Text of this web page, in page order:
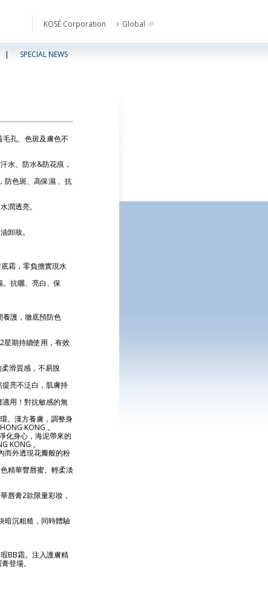
KOSÉ Corporation Global
| SPECIAL NEWS
孔、色斑及膚色不
水、防水&防花痕，
防色斑、高保濕 、抗
潤透亮。
卸妝。
霜，零負擔實現水
抗曬、亮白、保
養護，徹底預防色
星期持續使用，有效
滑質感，不易脫
亮不泛白，肌膚持
用！對抗敏感的無
。漢方養膚，調整身
KONG 。
化身心，海泥帶來的
KONG 。
而外透現花瓣般的粉
精華豐唇蜜。輕柔淡
唇膏2款限量彩妝，
暗沉粗糙，同時體驗
BB霜。注入護膚精
登場。